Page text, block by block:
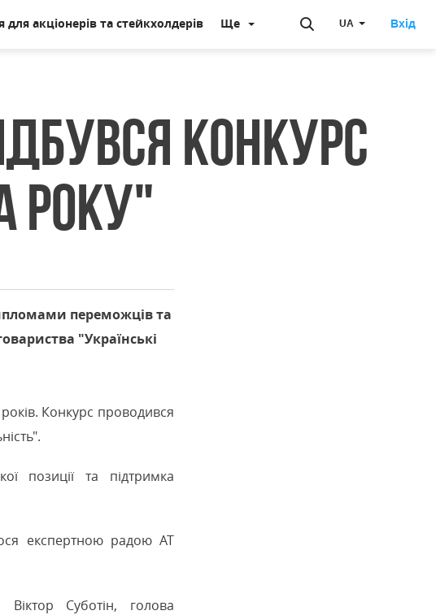
UA Вхід
для акціонерів та стейкхолдерів Ще
конкурс
року"
переможців та
"Українські
Конкурс проводився
позиції та підтримка
експертною радою АТ
Суботін, голова